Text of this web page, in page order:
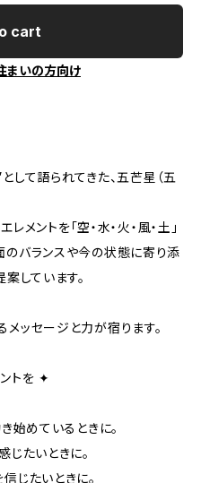
cart
まいの方向け
て語られてきた、五芒星（五
ントを「空・水・火・風・土」
のバランスや今の状態に寄り添
しています。
メッセージと力が宿ります。
トを ✦
始めているときに。
じたいときに。
じたいときに。